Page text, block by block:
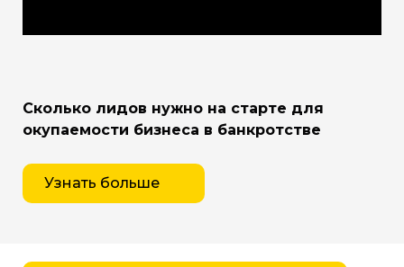
Сколько лидов нужно на старте для
окупаемости бизнеса в банкротстве
Узнать больше